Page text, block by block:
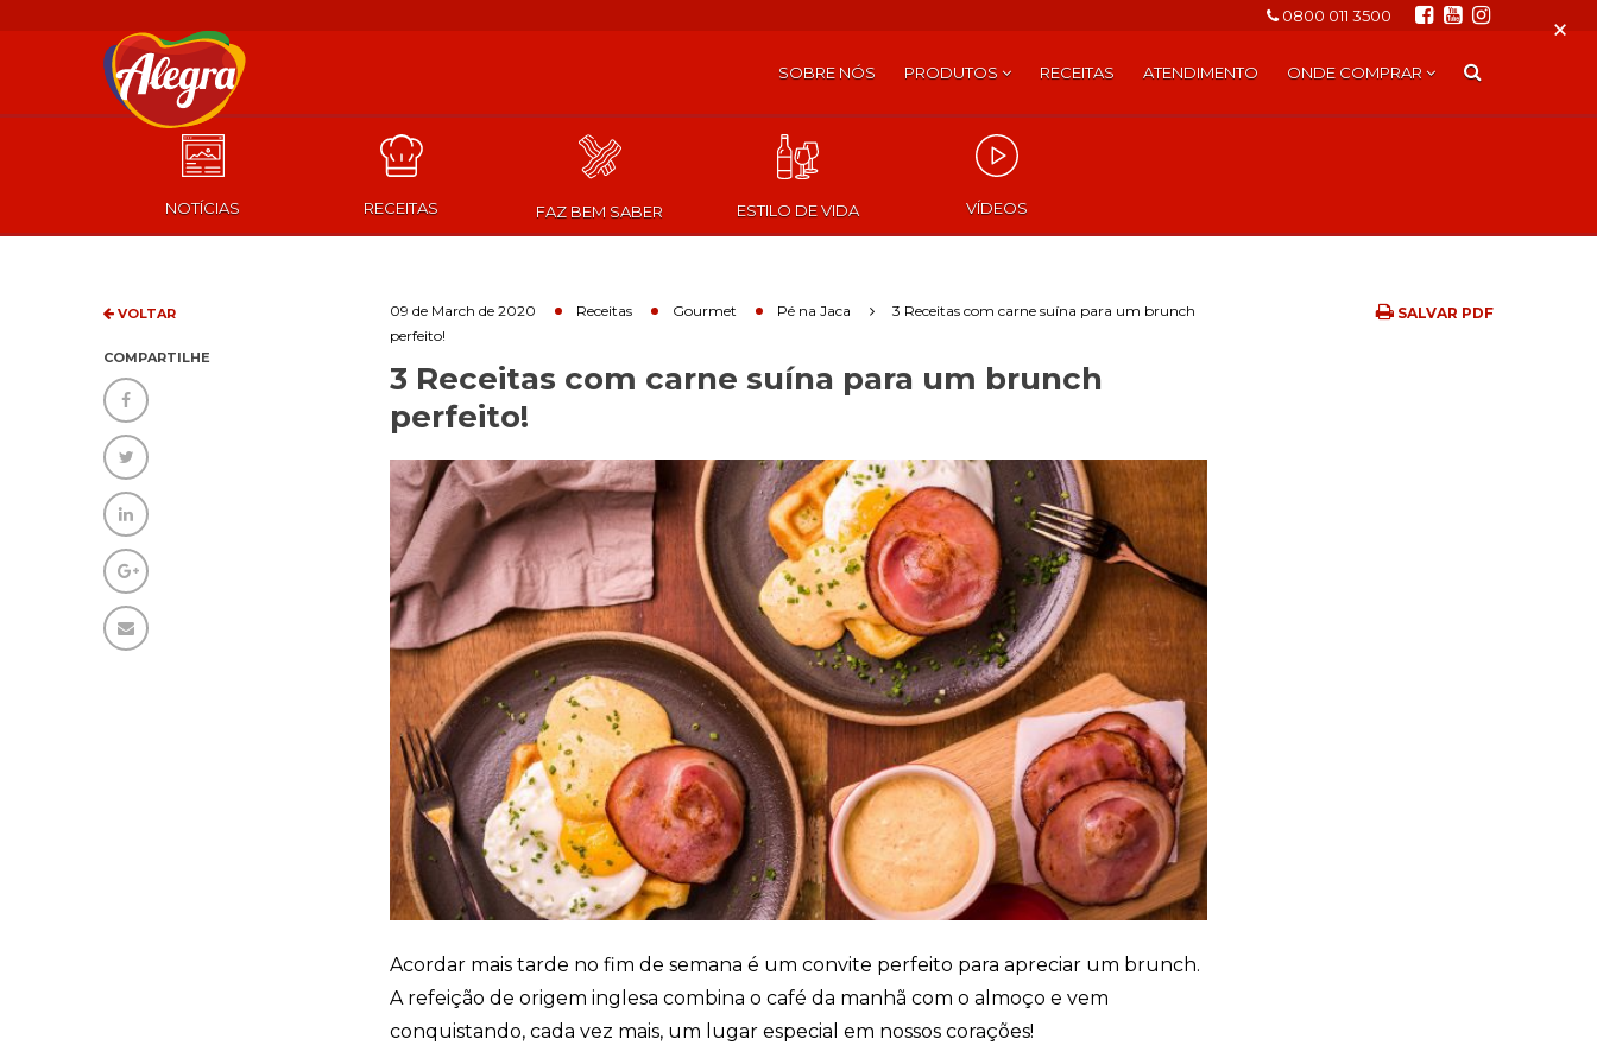
0800 011 3500
SOBRE NÓS PRODUTOS RECEITAS ATENDIMENTO ONDE COMPRAR
NOTÍCIAS RECEITAS FAZ BEM SABER ESTILO DE VIDA VÍDEOS
VOLTAR
COMPARTILHE
09 de March de 2020 Receitas Gourmet Pé na Jaca
3 Receitas com carne suína para um brunch
perfeito!
3 Receitas com carne suína para um brunch
perfeito!
Acordar mais tarde no fim de semana é um convite perfeito para apreciar um brunch.
A refeição de origem inglesa combina o café da manhã com o almoço e vem
conquistando, cada vez mais, um lugar especial em nossos corações!
SALVAR PDF
×
Cookies
Necessários
Estes cookies
não são
opcionais. Eles
são necessários
para o
funcionamento
do site.
Eu aceito os
Cookies de
Funcionalidade
possamos
funcionalidade e
estrutura do site,